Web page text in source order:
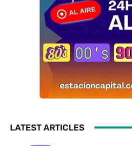
LATEST ARTICLES